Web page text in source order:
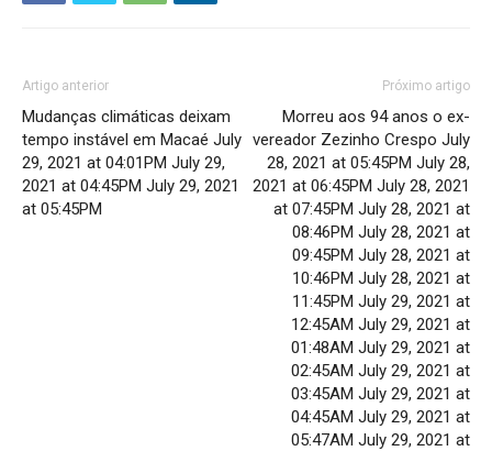
Artigo anterior
Mudanças climáticas deixam
tempo instável em Macaé July
29, 2021 at 04:01PM July 29,
2021 at 04:45PM July 29, 2021
at 05:45PM
Próximo artigo
Morreu aos 94 anos o ex-
vereador Zezinho Crespo July
28, 2021 at 05:45PM July 28,
2021 at 06:45PM July 28, 2021
at 07:45PM July 28, 2021 at
08:46PM July 28, 2021 at
09:45PM July 28, 2021 at
10:46PM July 28, 2021 at
11:45PM July 29, 2021 at
12:45AM July 29, 2021 at
01:48AM July 29, 2021 at
02:45AM July 29, 2021 at
03:45AM July 29, 2021 at
04:45AM July 29, 2021 at
05:47AM July 29, 2021 at